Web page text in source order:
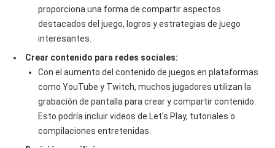
proporciona una forma de compartir aspectos
destacados del juego, logros y estrategias de juego
interesantes.
Crear contenido para redes sociales:
Con el aumento del contenido de juegos en plataformas
como YouTube y Twitch, muchos jugadores utilizan la
grabación de pantalla para crear y compartir contenido.
Esto podría incluir videos de Let's Play, tutoriales o
compilaciones entretenidas.